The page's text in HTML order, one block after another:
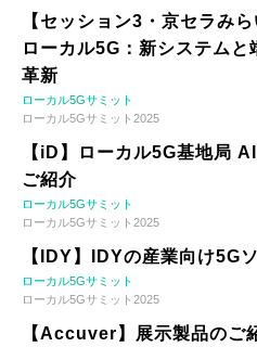
【セッション3・京セラみ
ローカル5G：新システム
革新
ローカル5Gサミット
ローカル5Gサミット2025
【iD】ローカル5G基地局
ご紹介
ローカル5Gサミット
ローカル5Gサミット2025
【IDY】IDYの産業向け5G
ローカル5Gサミット
ローカル5Gサミット2025
【Accuver】展示製品のご